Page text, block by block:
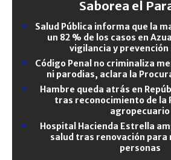
Saborea el
Salud Pública informa que la
un 82 % de los casos en
vigilancia y
Código Penal no criminaliza
ni parodias, aclara la
Hambre queda atrás en
tras reconocimiento de la
agropecuario
Hospital Hacienda Estrella
salud tras renovación para
personas